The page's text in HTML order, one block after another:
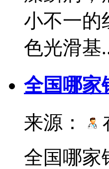
小不一的
色光滑基
全国哪家
来源：
全国哪家